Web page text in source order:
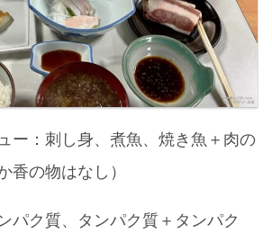
ー：刺し身、煮魚、焼き魚＋肉の
香の物はなし）
パク質、タンパク質＋タンパク